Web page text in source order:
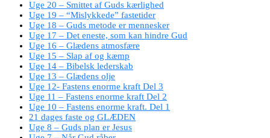
Uge 20 – Smittet af Guds kærlighed
Uge 19 – “Mislykkede” fastetider
Uge 18 – Guds metode er mennesker
Uge 17 – Det eneste, som kan hindre Gud
Uge 16 – Glædens atmosfære
Uge 15 – Slap af og kæmp
Uge 14 – Bibelsk lederskab
Uge 13 – Glædens olje
Uge 12- Fastens enorme kraft Del 3
Uge 11 – Fastens enorme kraft Del 2
Uge 10 – Fastens enorme kraft. Del 1
21 dages faste og GLÆDEN
Uge 8 – Guds plan er Jesus